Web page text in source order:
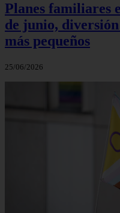
Planes familiares
de junio,
más pequeños
25/06/2026